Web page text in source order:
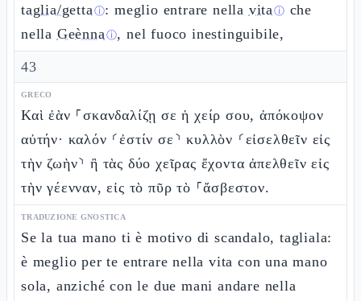
taglia/gettaⓘ: meglio entrare nella vitaⓘ che
nella Geènnaⓘ, nel fuoco inestinguibile,
43
GRECO
Καὶ ἐὰν ⸀σκανδαλίζῃ σε ἡ χείρ σου, ἀπόκοψον
αὐτήν· καλόν ⸂ἐστίν σε⸃ κυλλὸν ⸂εἰσελθεῖν εἰς
τὴν ζωὴν⸃ ἢ τὰς δύο χεῖρας ἔχοντα ἀπελθεῖν εἰς
τὴν γέενναν, εἰς τὸ πῦρ τὸ ⸀ἄσβεστον.
TRADUZIONE GNOSTICA
Se la tua mano ti è motivo di scandalo, tagliala:
è meglio per te entrare nella vita con una mano
sola, anziché con le due mani andare nella